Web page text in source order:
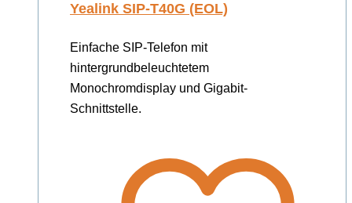
Yealink SIP-T40G (EOL)
Einfache SIP-Telefon mit
hintergrundbeleuchtetem
Monochromdisplay und Gigabit-
Schnittstelle.